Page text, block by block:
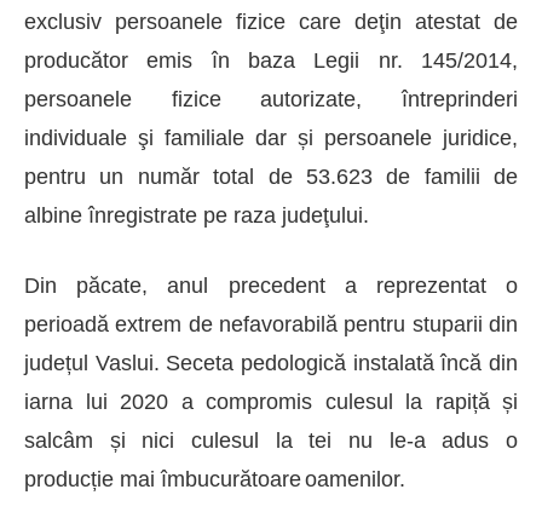
exclusiv persoane le fizice care deţin atestat de
producător emis în baza Legii nr. 145/2014,
persoane le fizice autorizate, întreprinderi
individuale şi familiale dar și persoane le juridice,
pentru un număr total de 53.623de familii de
albine înregistrate pe raza judeţului.
Din păcate, anul precedenta reprezentat o
perioadăextrem de nefavorabilă pentru stuparii din
județul Vaslui. Seceta pedologică instalată încă din
iarna lui 2020 a compromis culesul la rapiță și
salcâm și nici culesul la tei nu le-a adus o
producție maiîmbucurătoareoamenilor.